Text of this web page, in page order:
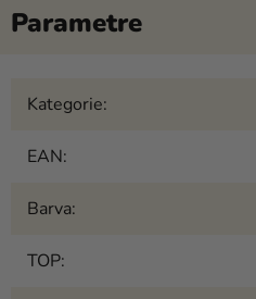
Kategorie:
EAN:
Barva:
TOP: